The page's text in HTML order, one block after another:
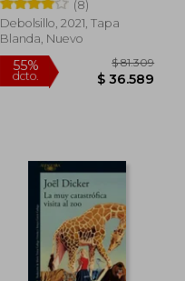
dcto.
(8)
Debolsillo, 2021, Tapa
Blanda, Nuevo